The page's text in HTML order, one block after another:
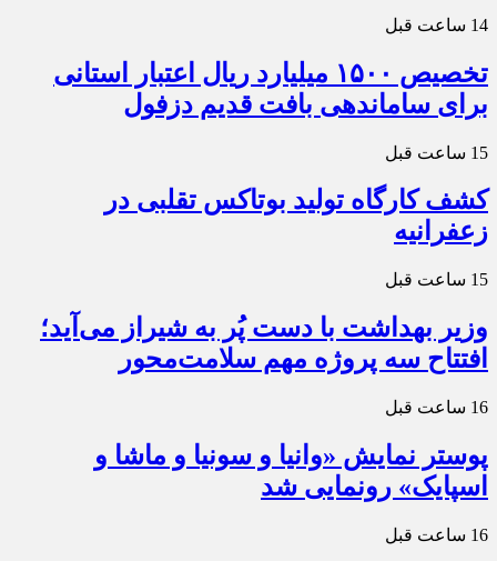
14 ساعت قبل
تخصیص ۱۵۰۰ میلیارد ریال اعتبار استانی
برای ساماندهی بافت قدیم دزفول
15 ساعت قبل
کشف کارگاه تولید بوتاکس تقلبی در
زعفرانیه
15 ساعت قبل
وزیر بهداشت با دست پُر به شیراز می‌آید؛
افتتاح سه پروژه مهم سلامت‌محور
16 ساعت قبل
پوستر نمایش «وانیا و سونیا و ماشا و
اسپایک» رونمایی شد
16 ساعت قبل